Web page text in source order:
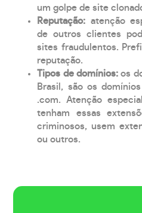
um golpe de site
Reputação: atenção
de outros clientes
sites fraudulentos.
reputação.
Tipos de domínios:os
Brasil, são os
.com. Atenção
tenham essas
criminosos, usem
ou outros.